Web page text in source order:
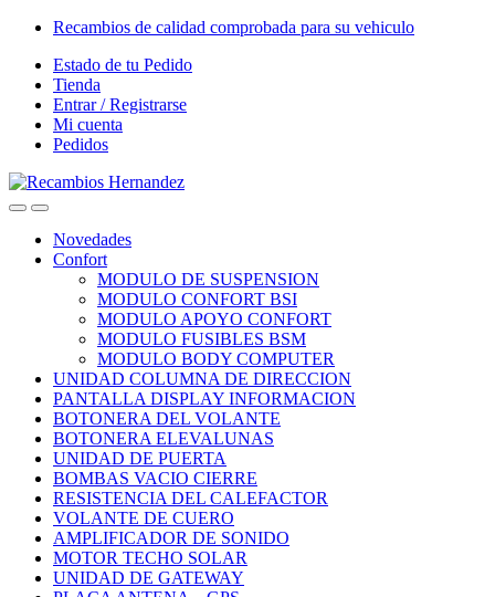
Skip
navigation
Skip
content
Recambios de calidad comprobada para su vehiculo
Estado de tu Pedido
Tienda
Entrar / Registrarse
Mi cuenta
Pedidos
OpenClose
Novedades
Confort
MODULO DE SUSPENSION
MODULO CONFORT BSI
MODULO APOYO CONFORT
MODULO FUSIBLES BSM
MODULO BODY COMPUTER
UNIDAD COLUMNA DE DIRECCION
PANTALLA DISPLAY INFORMACION
BOTONERA DEL VOLANTE
BOTONERA ELEVALUNAS
UNIDAD DE PUERTA
BOMBAS VACIO CIERRE
RESISTENCIA DEL CALEFACTOR
VOLANTE DE CUERO
AMPLIFICADOR DE SONIDO
MOTOR TECHO SOLAR
UNIDAD DE GATEWAY